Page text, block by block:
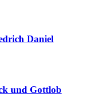
Daniel
und Gottlob